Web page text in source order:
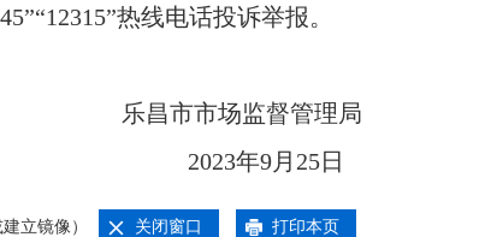
热线电话投诉举报。
乐昌市市场监督管理局
2023年9月25日
立镜像） 关闭窗口 打印本页